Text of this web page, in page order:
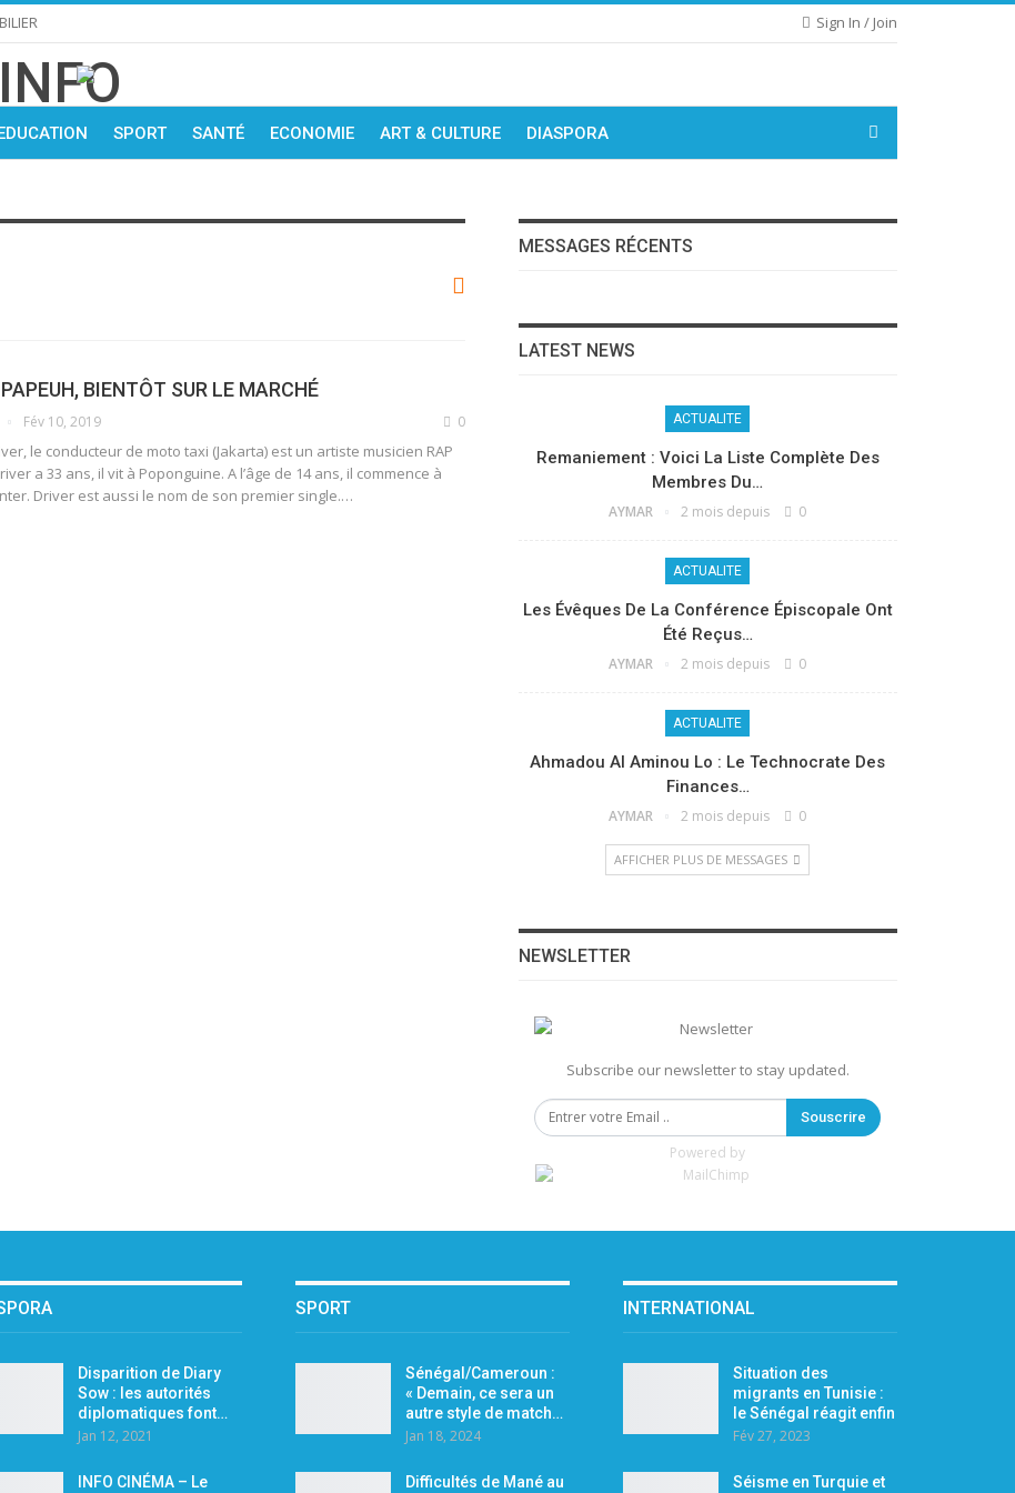
Sign In / Join
SPORT SANTÉ ECONOMIE ART & CULTURE DIASPORA
BIENTÔT SUR LE MARCHÉ
Fév 10, 2019 0
le conducteur de moto taxi (Jakarta) est un artiste musicien RAP
a 33 ans, il vit à Poponguine. A l’âge de 14 ans, il commence à
Driver est aussi le nom de son premier single.…
MESSAGES RÉCENTS
LATEST NEWS
ACTUALITE
Remaniement : Voici La Liste Complète Des
Membres Du…
AYMAR 2 mois depuis 0
ACTUALITE
Les Évêques De La Conférence Épiscopale Ont
Été Reçus…
AYMAR 2 mois depuis 0
ACTUALITE
Ahmadou Al Aminou Lo : Le Technocrate Des
Finances…
AYMAR 2 mois depuis 0
AFFICHER PLUS DE MESSAGES
NEWSLETTER
Subscribe our newsletter to stay updated.
Souscrire
Powered by
Disparition de Diary
Sow : les autorités
diplomatiques font…
Jan 12, 2021
INFO CINÉMA – Le
SPORT
Sénégal/Cameroun :
« Demain, ce sera un
autre style de match…
Jan 18, 2024
Difficultés de Mané au
INTERNATIONAL
Situation des
migrants en Tunisie :
le Sénégal réagit enfin
Fév 27, 2023
Séisme en Turquie et